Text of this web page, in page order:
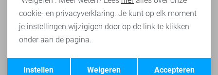
Terug Opslaan
cookie- en privacyverklaring. Je kunt op elk moment
je instellingen wijzigigen door op de link te klikken
onder aan de pagina.
Accepteren
Weigeren
Instellen